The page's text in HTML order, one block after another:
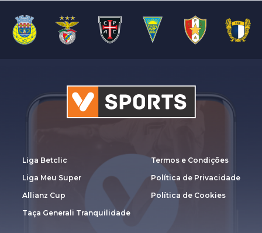
Liga Betclic
Liga Meu Super
Allianz Cup
Taça Generali Tranquilidade
Termos e Condições
Política de Privacidade
Política de Cookies